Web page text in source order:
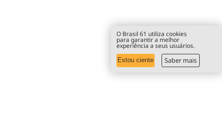
O Brasil 61 utiliza cookies
para garantir a melhor
experiência a seus usuários.
Estou ciente Saber mais